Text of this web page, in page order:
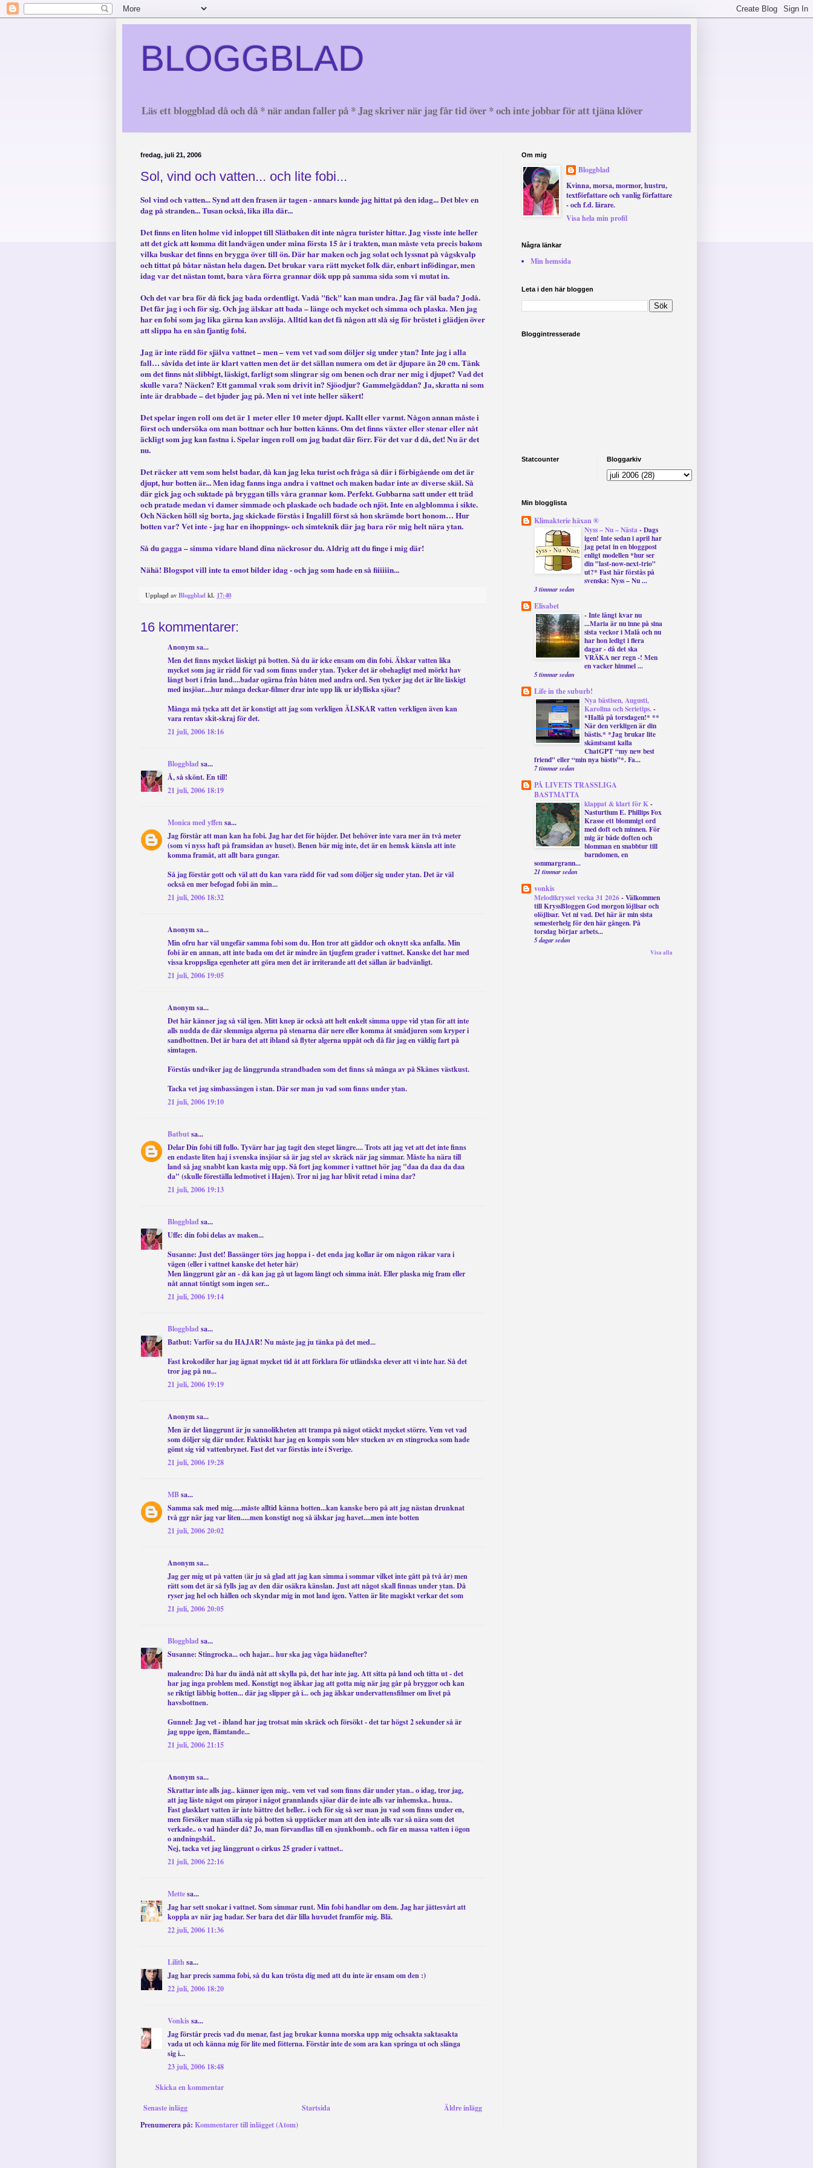
BLOGGBLAD
Läs ett bloggblad då och då * när andan faller på * Jag skriver när jag får tid över * och inte jobbar för att tjäna klöver
fredag, juli 21, 2006
Sol, vind och vatten... och lite fobi...
Sol vind och vatten... Synd att den frasen är tagen - annars kunde jag hittat på den idag... Det blev en
dag på stranden... Tusan också, lika illa där...
Det finns en liten holme vid inloppet till Slätbaken dit inte några turister hittar. Jag visste inte heller
att det gick att komma dit landvägen under mina första 15 år i trakten, man måste veta precis bakom
vilka buskar det finns en brygga över till ön. Där har maken och jag solat och lyssnat på vågskvalp
och tittat på båtar nästan hela dagen. Det brukar vara rätt mycket folk där, enbart infödingar, men
idag var det nästan tomt, bara våra förra grannar dök upp på samma sida som vi mutat in.
Och det var bra för då fick jag bada ordentligt. Vadå "fick" kan man undra. Jag får väl bada? Jodå.
Det får jag i och för sig. Och jag älskar att bada – länge och mycket och simma och plaska. Men jag
har en fobi som jag lika gärna kan avslöja. Alltid kan det få någon att slå sig för bröstet i glädjen över
att slippa ha en sån fjantig fobi.
Jag är inte rädd för själva vattnet – men – vem vet vad som döljer sig under ytan? Inte jag i alla
fall… såvida det inte är klart vatten men det är det sällan numera om det är djupare än 20 cm. Tänk
om det finns nåt slibbigt, läskigt, farligt som slingrar sig om benen och drar ner mig i djupet? Vad det
skulle vara? Näcken? Ett gammal vrak som drivit in? Sjöodjur? Gammelgäddan? Ja, skratta ni som
inte är drabbade – det bjuder jag på. Men ni vet inte heller säkert!
Det spelar ingen roll om det är 1 meter eller 10 meter djupt. Kallt eller varmt. Någon annan måste i
först och undersöka om man bottnar och hur botten känns. Om det finns växter eller stenar eller nåt
äckligt som jag kan fastna i. Spelar ingen roll om jag badat där förr. För det var d då, det! Nu är det
nu.
Det räcker att vem som helst badar, då kan jag leka turist och fråga så där i förbigående om det är
djupt, hur botten är... Men idag fanns inga andra i vattnet och maken badar inte av diverse skäl. Så
där gick jag och suktade på bryggan tills våra grannar kom. Perfekt. Gubbarna satt under ett träd
och pratade medan vi damer simmade och plaskade och badade och njöt. Inte en algblomma i sikte.
Och Näcken höll sig borta, jag skickade förstås i Ingalill först så hon skrämde bort honom… Hur
botten var? Vet inte - jag har en ihoppnings- och simteknik där jag bara rör mig helt nära ytan.
Så du gagga – simma vidare bland dina näckrosor du. Aldrig att du finge i mig där!
Nähä! Blogspot vill inte ta emot bilder idag - och jag som hade en så fiiiiiin...
Upplagd avBloggbladkl. 17:40
16 kommentarer:
Anonym sa...
Men det finns mycket läskigt på botten. Så du är icke ensam om din fobi. Älskar vatten lika
mycket som jag är rädd för vad som finns under ytan. Tycker det är obehagligt med mörkt hav
långt bort i från land....badar ogärna från båten med andra ord. Sen tycker jag det är lite läskigt
med insjöar....hur många deckar-filmer drar inte upp lik ur idylliska sjöar?
Många må tycka att det är konstigt att jag som verkligen ÄLSKAR vatten verkligen även kan
vara rentav skit-skraj för det.
21 juli, 2006 18:16
Bloggblad sa...
Å, så skönt. En till!
21 juli, 2006 18:19
Monica med yffensa...
Jag förstår att man kan ha fobi. Jag har det för höjder. Det behöver inte vara mer än två meter
(som vi nyss haft på framsidan av huset). Benen bär mig inte, det är en hemsk känsla att inte
komma framåt, att allt bara gungar.
Så jag förstår gott och väl att du kan vara rädd för vad som döljer sig under ytan. Det är väl
också en mer befogad fobi än min...
21 juli, 2006 18:32
Anonym sa...
Min ofru har väl ungefär samma fobi som du. Hon tror att gäddor och oknytt ska anfalla. Min
fobi är en annan, att inte bada om det är mindre än tjugfem grader i vattnet. Kanske det har med
vissa kroppsliga egenheter att göra men det är irriterande att det sällan är badvänligt.
21 juli, 2006 19:05
Anonym sa...
Det här känner jag så väl igen. Mitt knep är också att helt enkelt simma uppe vid ytan för att inte
alls nudda de där slemmiga algerna på stenarna där nere eller komma åt smådjuren som kryper i
sandbottnen. Det är bara det att ibland så flyter algerna uppåt och då får jag en väldig fart på
simtagen.
Förstås undviker jag de långgrunda strandbaden som det finns så många av på Skånes västkust.
Tacka vet jag simbassängen i stan. Där ser man ju vad som finns under ytan.
21 juli, 2006 19:10
Batbutsa...
Delar Din fobi till fullo. Tyvärr har jag tagit den steget längre.... Trots att jag vet att det inte finns
en endaste liten haj i svenska insjöar så är jag stel av skräck när jag simmar. Måste ha nära till
land så jag snabbt kan kasta mig upp. Så fort jag kommer i vattnet hör jag "daa da daa da daa
da" (skulle föreställa ledmotivet i Hajen). Tror ni jag har blivit retad i mina dar?
21 juli, 2006 19:13
Bloggblad sa...
Uffe: din fobi delas av maken...
Susanne: Just det! Bassänger törs jag hoppa i - det enda jag kollar är om någon råkar vara i
vägen (eller i vattnet kanske det heter här)
Men långgrunt går an - då kan jag gå ut lagom långt och simma inåt. Eller plaska mig fram eller
nåt annat töntigt som ingen ser...
21 juli, 2006 19:14
Bloggblad sa...
Batbut: Varför sa du HAJAR! Nu måste jag ju tänka på det med...
Fast krokodiler har jag ägnat mycket tid åt att förklara för utländska elever att vi inte har. Så det
tror jag på nu...
21 juli, 2006 19:19
Anonym sa...
Men är det långgrunt är ju sannolikheten att trampa på något otäckt mycket större. Vem vet vad
som döljer sig där under. Faktiskt har jag en kompis som blev stucken av en stingrocka som hade
gömt sig vid vattenbrynet. Fast det var förstås inte i Sverige.
21 juli, 2006 19:28
MBsa...
Samma sak med mig.....måste alltid känna botten...kan kanske bero på att jag nästan drunknat
två ggr när jag var liten.....men konstigt nog så älskar jag havet....men inte botten
21 juli, 2006 20:02
Anonym sa...
Jag ger mig ut på vatten (är ju så glad att jag kan simma i sommar vilket inte gått på två år) men
rätt som det är så fylls jag av den där osäkra känslan. Just att något skall finnas under ytan. Då
ryser jag hel och hållen och skyndar mig in mot land igen. Vatten är lite magiskt verkar det som
21 juli, 2006 20:05
Bloggblad sa...
Susanne: Stingrocka... och hajar... hur ska jag våga hädanefter?
maleandro: Då har du ändå nåt att skylla på, det har inte jag. Att sitta på land och titta ut - det
har jag inga problem med. Konstigt nog älskar jag att gotta mig när jag går på bryggor och kan
se riktigt läbbig botten... där jag slipper gå i... och jag älskar undervattensfilmer om livet på
havsbottnen.
Gunnel: Jag vet - ibland har jag trotsat min skräck och försökt - det tar högst 2 sekunder så är
jag uppe igen, flämtande...
21 juli, 2006 21:15
Anonym sa...
Skrattar inte alls jag.. känner igen mig.. vem vet vad som finns där under ytan.. o idag, tror jag,
att jag läste något om pirayor i något grannlands sjöar där de inte alls var inhemska.. huua..
Fast glasklart vatten är inte bättre det heller.. i och för sig så ser man ju vad som finns under en,
men försöker man ställa sig på botten så upptäcker man att den inte alls var så nära som det
verkade.. o vad händer då? Jo, man förvandlas till en sjunkbomb.. och får en massa vatten i ögon
o andningshål..
Nej, tacka vet jag långgrunt o cirkus 25 grader i vattnet..
21 juli, 2006 22:16
Mettesa...
Jag har sett snokar i vattnet. Som simmar runt. Min fobi handlar om dem. Jag har jättesvårt att
koppla av när jag badar. Ser bara det där lilla huvudet framför mig. Blä.
22 juli, 2006 11:36
Lilith sa...
Jag har precis samma fobi, så du kan trösta dig med att du inte är ensam om den :)
22 juli, 2006 18:20
Vonkissa...
Jag förstår precis vad du menar, fast jag brukar kunna morska upp mig ochsakta saktasakta
vada ut och känna mig för lite med fötterna. Förstår inte de som ara kan springa ut och slänga
sig i...
23 juli, 2006 18:48
Skicka en kommentar
Senaste inlägg
Äldre inlägg
Startsida
Prenumerera på: Kommentarer till inlägget (Atom)
Om mig
Bloggblad
Kvinna, morsa, mormor, hustru,
textförfattare och vanlig författare
- och f.d. lärare.
Visa hela min profil
Några länkar
Min hemsida
Leta i den här bloggen
Bloggintresserade
Statcounter Bloggarkiv
Min blogglista
Klimakterie häxan ®
Nyss – Nu – Nästa-Dags
igen! Inte sedan i april har
jag petat in en bloggpost
enligt modellen *hur ser
din ”last-now-next-trio”
ut?* Fast här förstås på
svenska: Nyss – Nu ...
3 timmar sedan
Elisabet
-Inte långt kvar nu
...Maria är nu inne på sina
sista veckor i Malå och nu
har hon ledigt i flera
dagar - då det ska
VRÄKA ner regn -! Men
en vacker himmel ...
5 timmar sedan
Life in the suburb!
Nya bästisen, Augusti,
Karolina och Serietips.-
*Hallå på torsdagen!* **
När den verkligen är din
bästis.* *Jag brukar lite
skämtsamt kalla
ChatGPT “my new best
friend” eller “min nya bästis”*. Fa...
7 timmar sedan
PÅ LIVETS TRASSLIGA
BASTMATTA
klappat & klart för K-
Nasturtium E. Phillips Fox
Krasse ett blommigt ord
med doft och minnen. För
mig är både doften och
blomman en snabbtur till
barndomen, en
sommargrann...
21 timmar sedan
vonkis
Melodikrysset vecka 31 2026-Välkommen
till KryssBloggen God morgon löjlisar och
olöjlisar. Vet ni vad. Det här är min sista
semesterhelg för den här gången. På
torsdag börjar arbets...
5 dagar sedan
Visa alla